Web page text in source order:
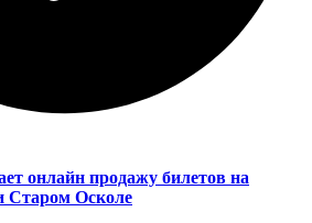
онлайн продажу билетов на
Старом Осколе